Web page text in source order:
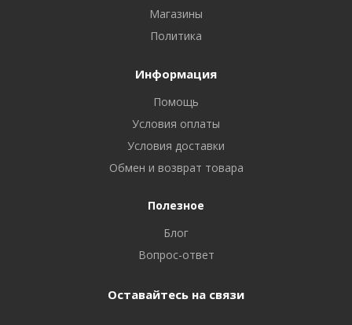
Магазины
Политика
Информация
Помощь
Условия оплаты
Условия доставки
Обмен и возврат товара
Полезное
Блог
Вопрос-ответ
Оставайтесь на связи